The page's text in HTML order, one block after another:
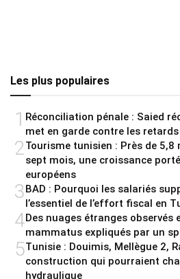
Les plus populaires
1 Réconciliation pénale : Saied
met en garde contre les retards
2 Tourisme tunisien : Près de
sept mois, une croissance
européens
3BAD : Pourquoi les salariés
l’essentiel de l’effort fiscal en
4Des nuages étranges observés
mammatus expliqués par un
5Tunisie : Douimis, Mellègue 2,
construction qui pourraient
hydraulique